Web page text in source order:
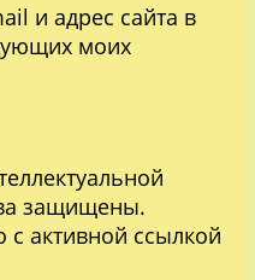
и адрес сайта в
моих
защищены.
активной ссылкой